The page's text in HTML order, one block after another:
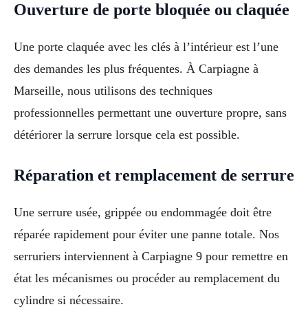
Ouverture de porte bloquée ou claquée
Une porte claquée avec les clés à l’intérieur est l’une
des demandes les plus fréquentes. À Carpiagne à
Marseille, nous utilisons des techniques
professionnelles permettant une ouverture propre, sans
détériorer la serrure lorsque cela est possible.
Réparation et remplacement de serrure
Une serrure usée, grippée ou endommagée doit être
réparée rapidement pour éviter une panne totale. Nos
serruriers interviennent à Carpiagne 9 pour remettre en
état les mécanismes ou procéder au remplacement du
cylindre si nécessaire.